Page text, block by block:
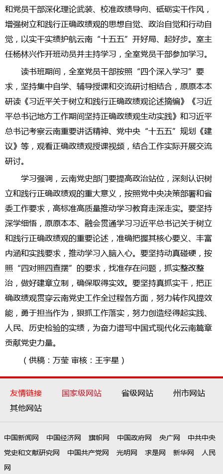
和党员干部深化理论武装、校准政绩导向、砥砺实干作风，
增强树立和践行正确政绩观的思想自觉、政治自觉和行动自
觉，以实干实绩护航云南“十五五”开好局、起好步。室主
任杨林兴作开班动员并主持学习，全室党员干部参加学习。
读书班期间，全室党员干部按照“四个深入学习”要
求，坚持集中自学、辅导授课和交流研讨相结合，原原本本
研读《习近平关于树立和践行正确政绩观论述摘编》《习近
平总书记地方工作期间坚持正确政绩观生动实践》和习近平
总书记考察云南重要讲话精神、党中央“十五五”规划《建
议》等，观看正确政绩观授课视频，结合工作实际开展交流
研讨。
学习强调，云南党史部门要提高政治站位，深刻认识树
立和践行正确政绩观的重大意义，按照党中央决策部署和省
委工作要求，高标准高质量推动学习教育走深走实。要坚持
深学细悟，原原本本、融会贯通学习习近平总书记关于树立
和践行正确政绩观的重要论述，准确把握其核心要义、丰富
内涵和实践要求，推动学习入脑入心。要坚持动真碰硬，按
照“四对照四查摆”的要求，找准存在问题，抓实整改整
治，做好建章立制，确保取得实效。要坚持真抓实干，把正
确政绩观贯穿云南党史工作全过程各方面，努力转作风提效
能，勇于担当作为，狠抓工作落实，努力创造经得起实践、
人民、历史检验的实绩，为奋力谱写中国式现代化云南篇章
贡献党史力量。
（供稿：万莹 审核：王宇星）
友情链接 国家级网站 省级网站
州市网站
其他网站
中国新闻网 中国经济网 旗帜网 中国政府网 央广网
中共中央
党史和文献研究网
中国共产党网 光明网 求是网 新华网
人民
网